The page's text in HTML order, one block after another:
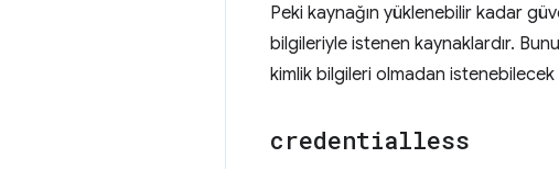
Peki kaynağın yüklenebilir kadar
bilgileriyle istenen kaynaklardır.
kimlik bilgileri olmadan istenebilecek
credentialless